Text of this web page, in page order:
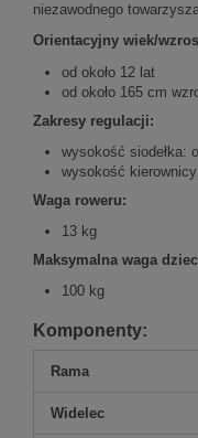
niezawodnego
Orientacyjny wiek/
od około 12 lat
od około 165 cm
Zakresy regulacji:
wysokość siodełka:
wysokość
Waga roweru:
13 kg
Maksymalna waga
100 kg
Komponenty:
Rama
Widelec